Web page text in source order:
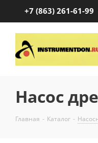
+7 (863) 261-61-99
Насос
Главная - Каталог -